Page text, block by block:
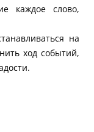
каждое слово,
на
ход событий,